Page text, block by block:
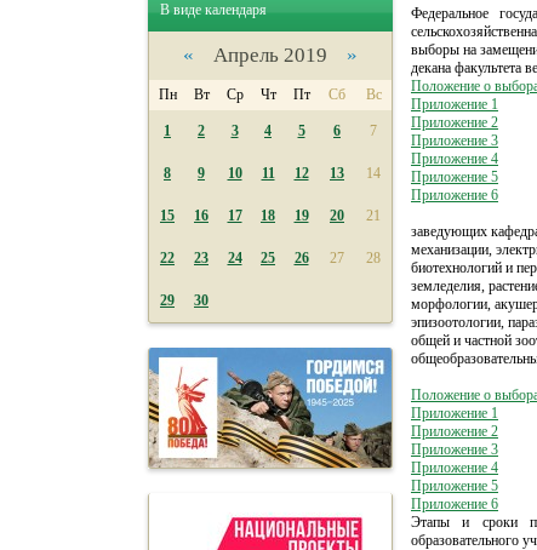
В виде календаря
« Апрель 2019 »
Пн Вт Ср Чт Пт Сб Вс
1 2 3 4 5 6 7
8 9 10 11 12 13 14
15 16 17 18 19 20 21
22 23 24 25 26 27 28
29 30
Федеральное
выборы на
декана факультета
Положение о
Приложение 1
Приложение 2
Приложение 3
Приложение 4
Приложение 5
Приложение 6
заведующих
механизации,
биотехнологий и
земледелия,
морфологии,
эпизоотологии,
общей и частной
Положение о
Приложение 1
Приложение 2
Приложение 3
Приложение 4
Приложение 5
Приложение 6
Этапы и сроки
образовательного